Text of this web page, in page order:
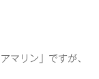
マリン」ですが、